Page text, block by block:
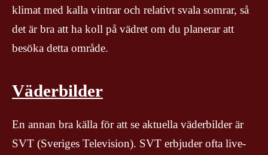
klimat med kalla vintrar och relativt svala somrar, så
det är bra att ha koll på vädret om du planerar att
besöka detta område.
Väderbilder
En annan bra källa för att se aktuella väderbilder är
SVT (Sveriges Television). SVT erbjuder ofta live-